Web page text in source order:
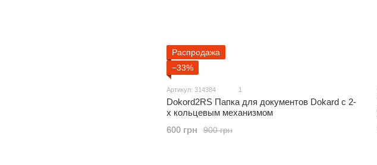
Распродажа
−33%
Артикул: 314384 1
Dokord2RS Папка для документов Dokard с 2-
х кольцевым механизмом
900 грн
600 грн